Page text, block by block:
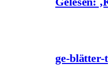
ge-blätter-t